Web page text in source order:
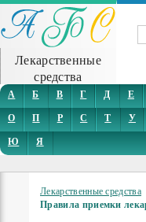
Лекарственные
средства
А Б В Г Д Е
О
П Р С Т У
Ю
Я
Лекарственные средства
Правила приемки